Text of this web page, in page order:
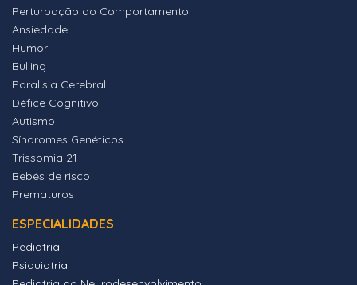
Perturbação do Comportamento
Ansiedade
Humor
Bulling
Paralisia Cerebral
Défice Cognitivo
Autismo
Síndromes Genéticos
Trissomia 21
Bebés de risco
Prematuros
ESPECIALIDADES
Pediatria
Psiquiatria